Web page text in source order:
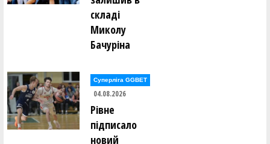
Олексій Мазур ()
Андрій Макаренко ()
Дар’я Макаренко ()
Марина Малафєєва ()
Анастасія Мартовицька ()
складі
Миколу
Бачуріна
Суперліга GGBET
04.08.2026
Рівне
підписало
новий